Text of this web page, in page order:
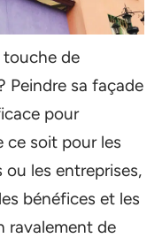
touche de
Peindre sa façade
pour
ce soit pour les
les entreprises,
bénéfices et les
ravalement de